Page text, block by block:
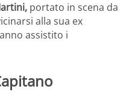
portato in scena da
alla sua ex
assistito i